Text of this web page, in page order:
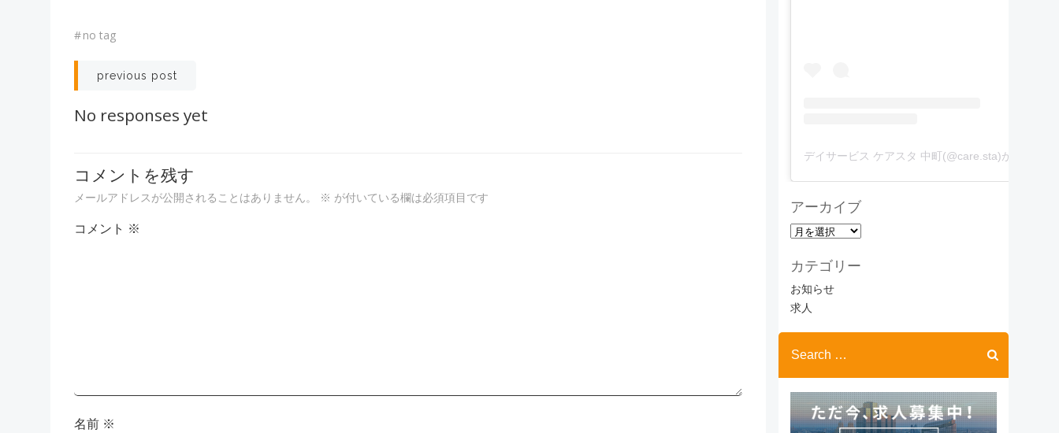
#no tag
投
稿
ビ
ゲ
ン
previous post
No responses yet
コメントを残す
メールアドレスが公開されることはありません。 ※ が付いている欄は必須項目です
コメント ※
名前 ※
アーカイブ
ア
カ
イ
ブ
カテゴリー
お知らせ
求人
Search
for: